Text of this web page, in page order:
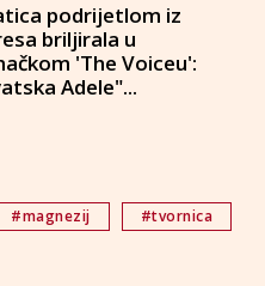
podrijetlom iz
briljirala u
'The Voiceu':
Adele"...
#magnezij #tvornica